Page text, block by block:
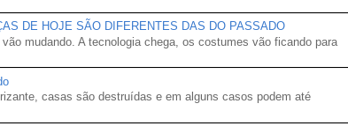
DE HOJE SÃO DIFERENTES DAS DO PASSADO
mudando. A tecnologia chega, os costumes vão ficando para
casas são destruídas e em alguns casos podem até